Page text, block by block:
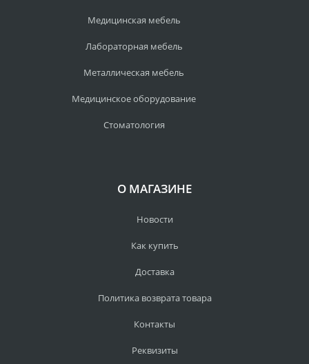
Медицинская мебель
Лабораторная мебель
Металлическая мебель
Медицинское оборудование
Стоматология
О МАГАЗИНЕ
Новости
Как купить
Доставка
Политика возврата товара
Контакты
Реквизиты